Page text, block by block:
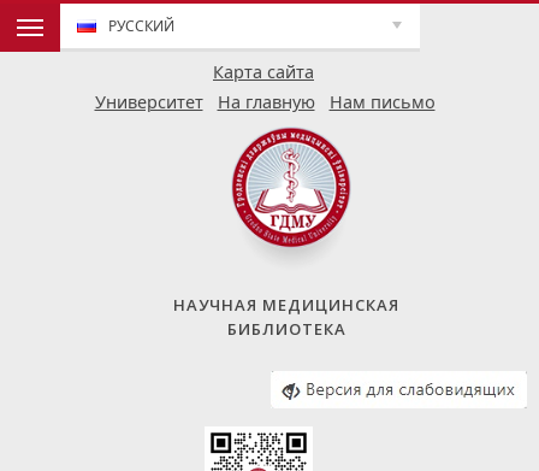
Карта сайта
РУССКИЙ
Университет На главную Нам письмо
НАУЧНАЯ МЕДИЦИНСКАЯ
БИБЛИОТЕКА